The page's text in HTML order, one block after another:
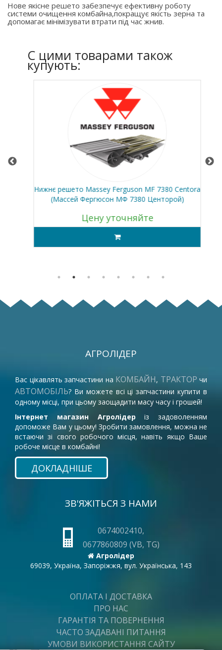
Нове якісне решето забезпечує ефективну роботу
системи очищення комбайна,покращує якість зерна та
допомагає мінімізувати втрати під час жнив.
C цими товарами також
купують:
Нижнє решето Massey Ferguson MF 7380 Centora
(Массей Фергюсон МФ 7380 Центорой)
Цену уточняйте
АГРОЛІДЕР
Вас цікавлять запчастини на КОМБАЙН, ТРАКТОР чи
АВТОМОБІЛЬ? Ви можете всі ці запчастини купити в
одному місці, при цьому заощадити масу часу і грошей!
Інтернет магазин Агролідер із задоволенням
допоможе Вам у цьому! Зробити замовлення, можна не
встаючи зі свого робочого місця, навіть якщо Ваше
робоче місце в комбайні!
ДОКЛАДНІШЕ
ЗВ'ЯЖІТЬСЯ З НАМИ
0674002410,
0677860809 (VB, TG)
Агролідер
69039, Україна, Запоріжжя, вул. Українська, 143
ОПЛАТА І ДОСТАВКА
ПРО НАС
ГАРАНТІЯ ТА ПОВЕРНЕННЯ
ЧАСТО ЗАДАВАНІ ПИТАННЯ
УМОВИ ВИКОРИСТАННЯ САЙТУ